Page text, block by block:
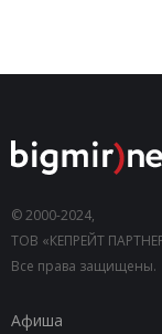
© 2000-2024,
ТОВ «КЕПРЕЙТ
Все права защищены.
Афиша